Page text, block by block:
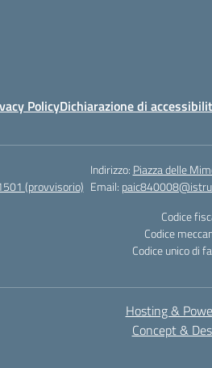
PolicyDichiarazione di
Indirizzo: Piazza delle
(provvisorio) Email:
Codice
Codice
Codice unico di
Hosting &
Concept &